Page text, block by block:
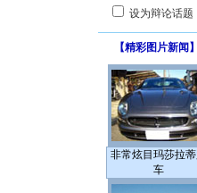
设为辩论话
【精彩图片新闻 】
非常炫目玛莎拉
车